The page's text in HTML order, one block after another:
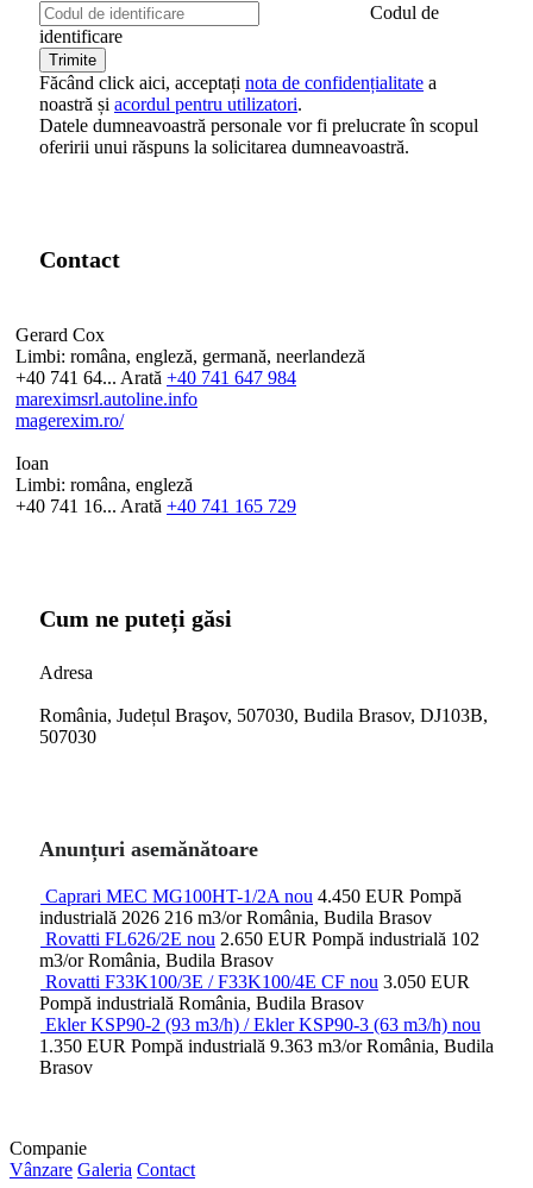
Codul de
identificare
Făcând click aici, acceptați nota de confidențialitate a
noastră și acordul pentru utilizatori.
Datele dumneavoastră personale vor fi prelucrate în scopul
oferirii unui răspuns la solicitarea dumneavoastră.
Contact
Gerard Cox
Limbi: româna, engleză, germană, neerlandeză
+40 741 64... Arată +40 741 647 984
mareximsrl.autoline.info
magerexim.ro/
Ioan
Limbi: româna, engleză
+40 741 16... Arată +40 741 165 729
Cum ne puteți găsi
Adresa
România, Județul Braşov, 507030, Budila Brasov, DJ103B,
507030
Anunțuri asemănătoare
Caprari MEC MG100HT-1/2A nou 4.450 EUR Pompă
industrială 2026 216 m3/orRomânia, Budila Brasov
Rovatti FL626/2E nou 2.650 EUR Pompă industrială 102
m3/orRomânia, Budila Brasov
Rovatti F33K100/3E / F33K100/4E CF nou 3.050 EUR
Pompă industrială România, Budila Brasov
Ekler KSP90-2 (93 m3/h) / Ekler KSP90-3 (63 m3/h) nou
1.350 EUR Pompă industrială 9.363 m3/orRomânia, Budila
Brasov
Companie
Vânzare Galeria Contact